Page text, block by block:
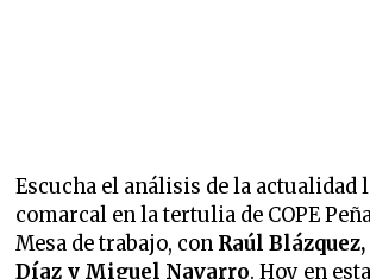
Escucha el análisis de la actualidad
comarcal en la tertulia de COPE
Mesa de trabajo, con Raúl
Díaz y Miguel Navarro. Hoy en